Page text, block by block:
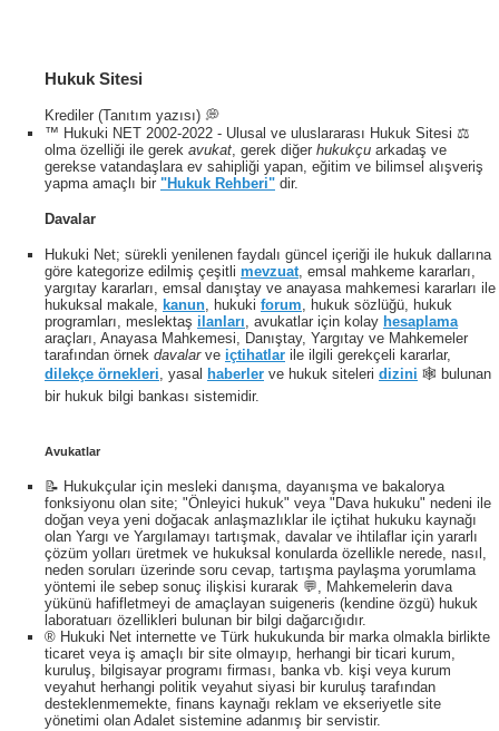
Hukuk Sitesi
Krediler (Tanıtım yazısı) 💭
™ Hukuki NET 2002-2022 - Ulusal ve uluslararası Hukuk Sitesi ⚖️
olma özelliği ile gerek avukat , gerek diğer hukukçu arkadaş ve
gerekse vatandaşlara ev sahipliği yapan, eğitim ve bilimsel alışveriş
yapma amaçlı bir "Hukuk Rehberi" dir.
Davalar
Hukuki Net; sürekli yenilenen faydalı güncel içeriği ile hukuk dallarına
göre kategorize edilmiş çeşitli mevzuat, emsal mahkeme kararları,
yargıtay kararları, emsal danıştay ve anayasa mahkemesi kararları ile
hukuksal makale, kanun, hukuki forum, hukuk sözlüğü, hukuk
programları, meslektaş ilanları, avukatlar için kolay hesaplama
araçları, Anayasa Mahkemesi, Danıştay, Yargıtay ve Mahkemeler
tarafından örnek davalarve içtihatlar ile ilgili gerekçeli kararlar,
dilekçe örnekleri, yasal haberler ve hukuk siteleri dizini 🕸 bulunan
bir hukuk bilgi bankası sistemidir.
Avukatlar
📝 Hukukçular için mesleki danışma, dayanışma ve bakalorya
fonksiyonu olan site; "Önleyici hukuk" veya "Dava hukuku" nedeni ile
doğan veya yeni doğacak anlaşmazlıklar ile içtihat hukuku kaynağı
olan Yargı ve Yargılamayı tartışmak, davalar ve ihtilaflar için yararlı
çözüm yolları üretmek ve hukuksal konularda özellikle nerede, nasıl,
neden soruları üzerinde soru cevap, tartışma paylaşma yorumlama
yöntemi ile sebep sonuç ilişkisi kurarak 💬, Mahkemelerin dava
yükünü hafifletmeyi de amaçlayan suigeneris (kendine özgü) hukuk
laboratuarı özellikleri bulunan bir bilgi dağarcığıdır.
® Hukuki Net internette ve Türk hukukunda bir marka olmakla birlikte
ticaret veya iş amaçlı bir site olmayıp, herhangi bir ticari kurum,
kuruluş, bilgisayar programı firması, banka vb. kişi veya kurum
veyahut herhangi politik veyahut siyasi bir kuruluş tarafından
desteklenmemekte, finans kaynağı reklam ve ekseriyetle site
yönetimi olan Adalet sistemine adanmış bir servistir.